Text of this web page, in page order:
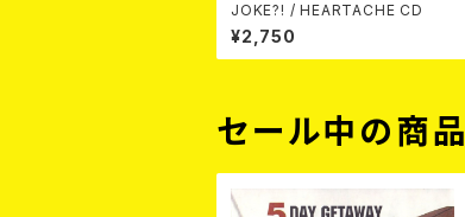
JOKE?! / HEARTACHE CD
¥2,750
セール中の商品